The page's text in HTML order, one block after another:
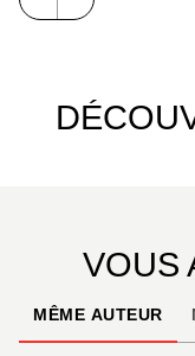
VOUS
MÊME AUTEUR